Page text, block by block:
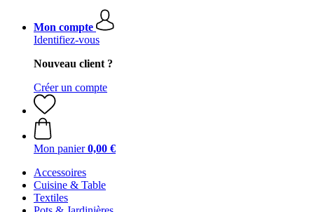
Mon compte
Identifiez-vous
Nouveau client ?
Créer un compte
Mon panier 0,00 €
Accessoires
Cuisine & Table
Textiles